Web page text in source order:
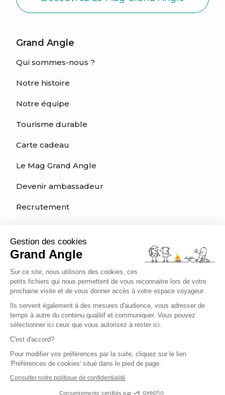
Gestion des cookies
Grand Angle
Sur ce site, nous utilisons des cookies, ces
petits fichiers qui nous permettent de vous reconnaitre lors de votre
prochaine visite et de vous donner accès à votre espace voyageur.
Ils servent également à des mesures d'audience, vous adresser de
temps à autre du contenu qualitif et communiquer. Vous pouvez
sélectionner ici ceux que vous autorisez à rester ici.
C'est d'accord?
Pour modifier vos préférences par la suite, cliquez sur le lien
'Préférences de cookies' situé dans le pied de page.
Consulter notre politique de confidentialité
Consentements certifiés par
Grand Angle
Qui sommes-nous ?
Notre histoire
Notre équipe
Tourisme durable
Carte cadeau
Le Mag Grand Angle
Devenir ambassadeur
Recrutement
Informations utiles
Comment s'inscrire ?
Types de voyage
Quelle activité pour mon voyage ?
Quel est mon niveau?
Charte éthique du voyageur